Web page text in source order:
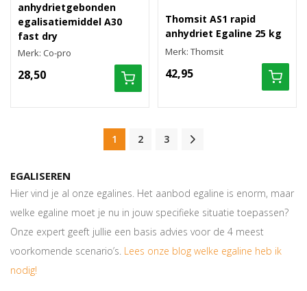
anhydrietgebonden
egalisatiemiddel A30
fast dry
Merk: Co-pro
28,50
Thomsit AS1 rapid
anhydriet Egaline 25 kg
Merk: Thomsit
42,95
1 2 3
EGALISEREN
Hier vind je al onze egalines. Het aanbod egaline is enorm, maar
welke egaline moet je nu in jouw specifieke situatie toepassen?
Onze expert geeft jullie een basis advies voor de 4 meest
voorkomende scenario’s. Lees onze blog welke egaline heb ik
nodig!